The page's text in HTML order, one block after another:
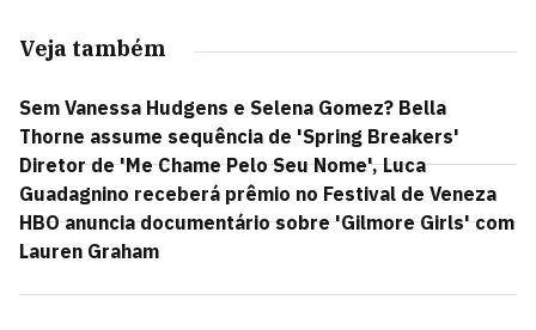
Veja também
Sem Vanessa Hudgens e Selena Gomez? Bella
Thorne assume sequência de 'Spring Breakers'
Diretor de 'Me Chame Pelo Seu Nome', Luca
Guadagnino receberá prêmio no Festival de Veneza
HBO anuncia documentário sobre 'Gilmore Girls' com
Lauren Graham